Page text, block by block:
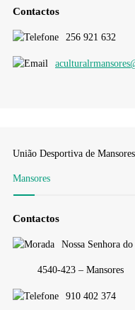
Contactos
256 921 632
União Desportiva de Mansores
Mansores
Contactos
Nossa Senhora
4540-423 – Mansores
910 402 374